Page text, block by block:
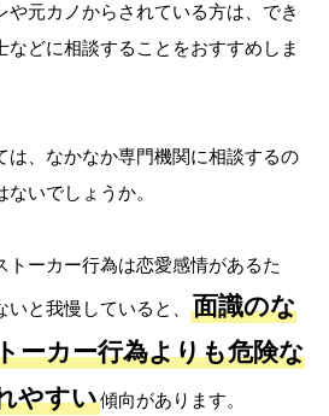
や元カノからされている方は、でき
などに相談することをおすすめしま
は、なかなか専門機関に相談するの
いでしょうか。
トーカー行為は恋愛感情があるた
と我慢していると、
面識のな
ーカー行為よりも危険な
やすい傾向があります。